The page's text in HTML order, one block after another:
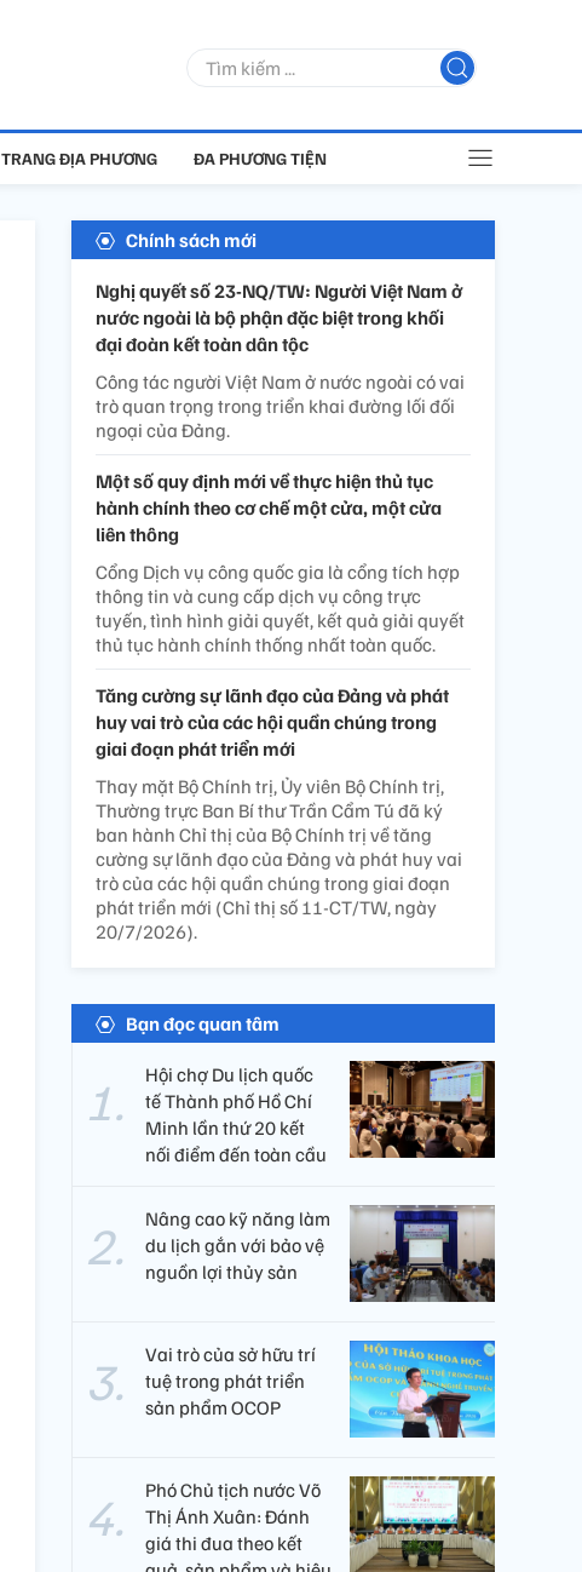
TRANG ĐỊA PHƯƠNG ĐA PHƯƠNG TIỆN
Chính sách mới
Nghị quyết số 23-NQ/TW: Người Việt Nam ở
nước ngoài là bộ phận đặc biệt trong khối
đại đoàn kết toàn dân tộc
Công tác người Việt Nam ở nước ngoài có vai
trò quan trọng trong triển khai đường lối đối
ngoại của Đảng.
Một số quy định mới về thực hiện thủ tục
hành chính theo cơ chế một cửa, một cửa
liên thông
Cổng Dịch vụ công quốc gia là cổng tích hợp
thông tin và cung cấp dịch vụ công trực
tuyến, tình hình giải quyết, kết quả giải quyết
thủ tục hành chính thống nhất toàn quốc.
Tăng cường sự lãnh đạo của Đảng và phát
huy vai trò của các hội quần chúng trong
giai đoạn phát triển mới
Thay mặt Bộ Chính trị, Ủy viên Bộ Chính trị,
Thường trực Ban Bí thư Trần Cẩm Tú đã ký
ban hành Chỉ thị của Bộ Chính trị về tăng
cường sự lãnh đạo của Đảng và phát huy vai
trò của các hội quần chúng trong giai đoạn
phát triển mới (Chỉ thị số 11-CT/TW, ngày
20/7/2026).
Bạn đọc quan tâm
Hội chợ Du lịch quốc
tế Thành phố Hồ Chí
Minh lần thứ 20 kết
nối điểm đến toàn cầu
Nâng cao kỹ năng làm
du lịch gắn với bảo vệ
nguồn lợi thủy sản
Vai trò của sở hữu trí
tuệ trong phát triển
sản phẩm OCOP
Phó Chủ tịch nước Võ
Thị Ánh Xuân: Đánh
giá thi đua theo kết